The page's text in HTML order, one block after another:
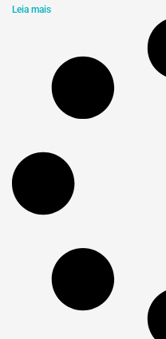
Leia mais